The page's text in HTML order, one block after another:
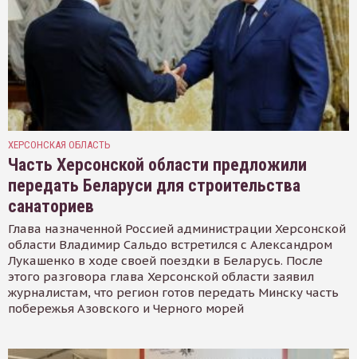
ХЕРСОНСКАЯ ОБЛАСТЬ
Часть Херсонской области предложили
передать Беларуси для строительства
санаториев
Глава назначенной Россией администрации Херсонской
области Владимир Сальдо встретился с Александром
Лукашенко в ходе своей поездки в Беларусь. После
этого разговора глава Херсонской области заявил
журналистам, что регион готов передать Минску часть
побережья Азовского и Черного морей